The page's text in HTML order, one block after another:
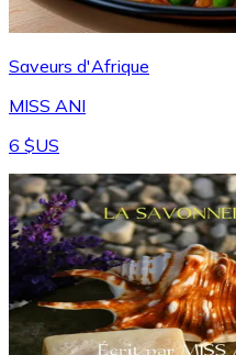
Saveurs d'Afrique
MISS ANI
6 $US